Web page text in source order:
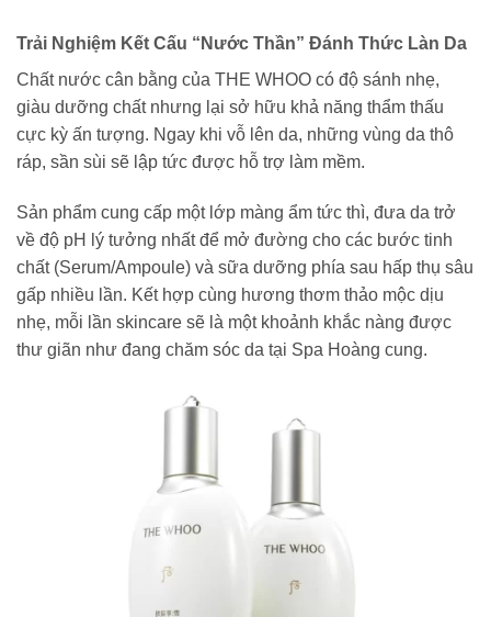
Trải Nghiệm Kết Cấu “Nước Thần” Đánh Thức Làn Da
Chất nước cân bằng của THE WHOO có độ sánh nhẹ,
giàu dưỡng chất nhưng lại sở hữu khả năng thẩm thấu
cực kỳ ấn tượng. Ngay khi vỗ lên da, những vùng da thô
ráp, sần sùi sẽ lập tức được hỗ trợ làm mềm.
Sản phẩm cung cấp một lớp màng ẩm tức thì, đưa da trở
về độ pH lý tưởng nhất để mở đường cho các bước tinh
chất (Serum/Ampoule) và sữa dưỡng phía sau hấp thụ sâu
gấp nhiều lần. Kết hợp cùng hương thơm thảo mộc dịu
nhẹ, mỗi lần skincare sẽ là một khoảnh khắc nàng được
thư giãn như đang chăm sóc da tại Spa Hoàng cung.